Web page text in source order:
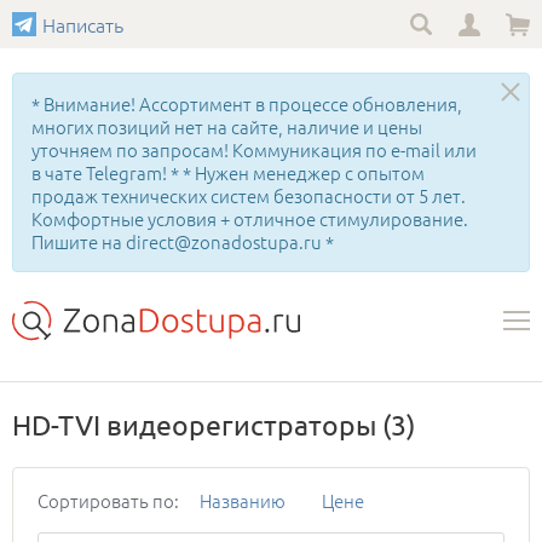
Написать
* Внимание! Ассортимент в процессе обновления,
многих позиций нет на сайте, наличие и цены
уточняем по запросам! Коммуникация по e-mail или
в чате Telegram! * * Нужен менеджер с опытом
продаж технических систем безопасности от 5 лет.
Комфортные условия + отличное стимулирование.
Пишите на direct@zonadostupa.ru *
HD-TVI видеорегистраторы (3)
Сортировать по: Названию Цене